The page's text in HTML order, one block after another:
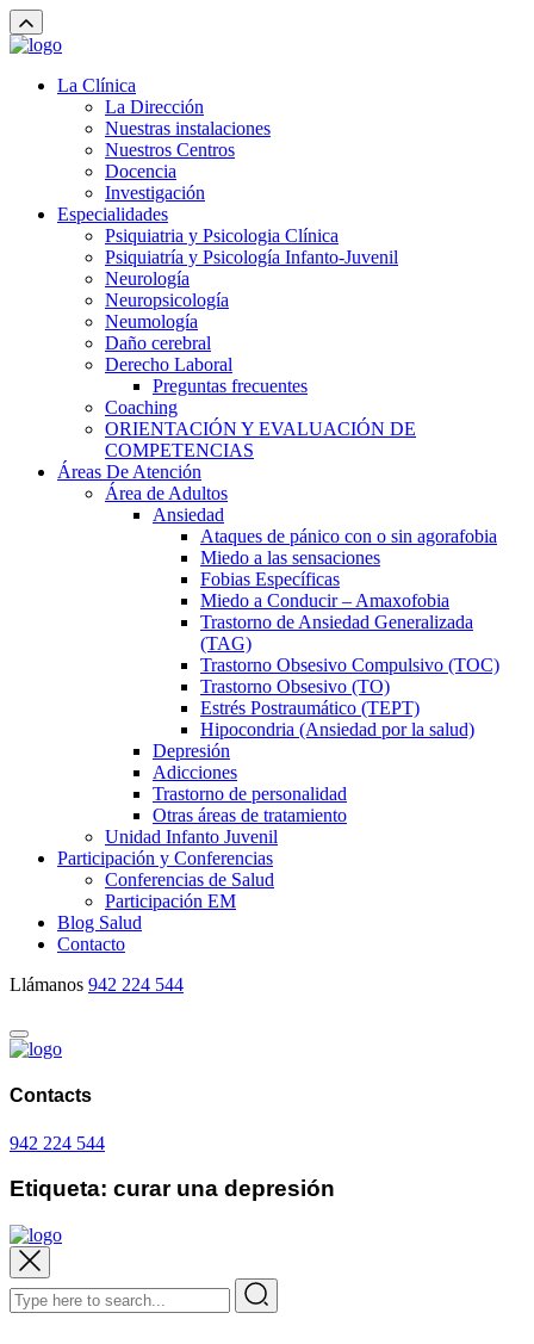
La Clínica
La Dirección
Nuestras instalaciones
Nuestros Centros
Docencia
Investigación
Especialidades
Psiquiatria y Psicologia Clínica
Psiquiatría y Psicología Infanto-Juvenil
Neurología
Neuropsicología
Neumología
Daño cerebral
Derecho Laboral
Preguntas frecuentes
Coaching
ORIENTACIÓN Y EVALUACIÓN DE
COMPETENCIAS
Áreas De Atención
Área de Adultos
Ansiedad
Ataques de pánico con o sin agorafobia
Miedo a las sensaciones
Fobias Específicas
Miedo a Conducir – Amaxofobia
Trastorno de Ansiedad Generalizada
(TAG)
Trastorno Obsesivo Compulsivo (TOC)
Trastorno Obsesivo (TO)
Estrés Postraumático (TEPT)
Hipocondria (Ansiedad por la salud)
Depresión
Adicciones
Trastorno de personalidad
Otras áreas de tratamiento
Unidad Infanto Juvenil
Participación y Conferencias
Conferencias de Salud
Participación EM
Blog Salud
Contacto
Llámanos 942 224 544
Contacts
942 224 544
Etiqueta: curar una depresión